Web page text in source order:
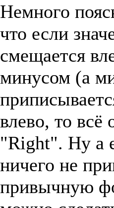
Немного
что если
смещается
минусом (а
влево, то всё
"Right". Ну а
ничего не
привычную